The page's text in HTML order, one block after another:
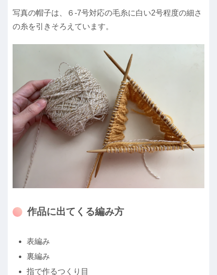
写真の帽子は、６-7号対応の毛糸に白い2号程度の細さ
の糸を引きそろえています。
作品に出てくる編み方
表編み
裏編み
指で作るつくり目